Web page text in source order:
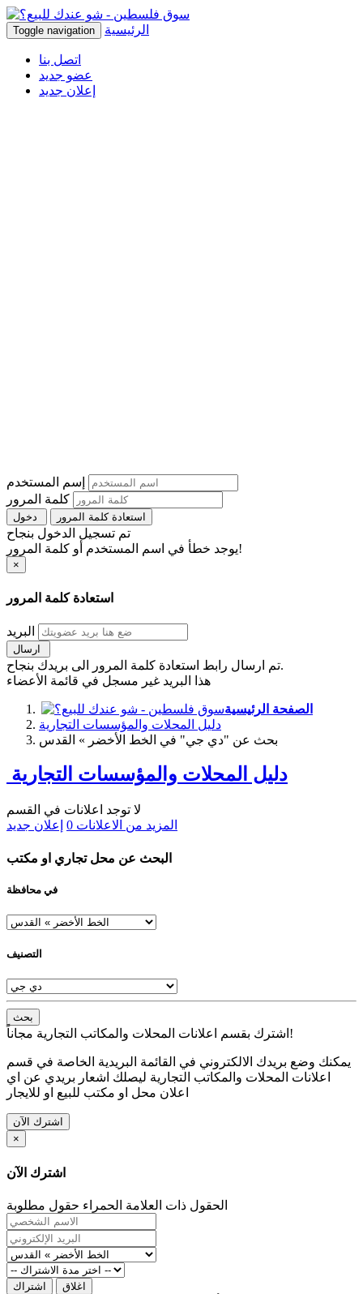
Toggle navigation الرئيسية
اتصل بنا
عضو جديد
إعلان جديد
إسم المستخدم
كلمة المرور
استعادة كلمة المرور
تم تسجيل الدخول بنجاح
يوجد خطأ في اسم المستخدم أو كلمة المرور!
×
استعادة كلمة المرور
البريد
تم ارسال رابط استعادة كلمة المرور الى بريدك بنجاح.
هذا البريد غير مسجل في قائمة الأعضاء
الصفحة الرئيسية
دليل المحلات والمؤسسات التجارية
بحث عن "دي جي" في الخط الأخضر » القدس
دليل المحلات والمؤسسات التجارية
لا توجد اعلانات في القسم
المزيد من الاعلانات 0 إعلان جديد
البحث عن محل تجاري او مكتب
في محافظة
التصنيف
بحث
اشترك بقسم اعلانات المحلات والمكاتب التجارية مجاناً!
يمكنك وضع بريدك الالكتروني في القائمة البريدية الخاصة في قسم
اعلانات المحلات والمكاتب التجارية ليصلك اشعار بريدي عن اي
اعلان محل او مكتب للبيع او للايجار
اشترك الآن
×
اشترك الآن
الحقول ذات العلامة الحمراء حقول مطلوبة
اشتراك اغلاق